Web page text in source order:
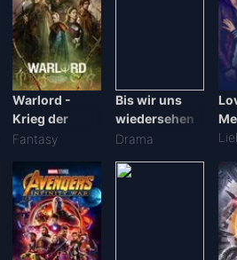
Warlord -
Krieg der
Elfen
Fantasy
Bis wir uns
wiedersehen
2016
Drama
Me